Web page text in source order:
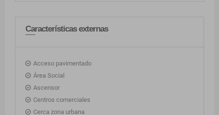
Características externas
Acceso pavimentado
Área Social
Ascensor
Centros comerciales
Cerca zona urbana